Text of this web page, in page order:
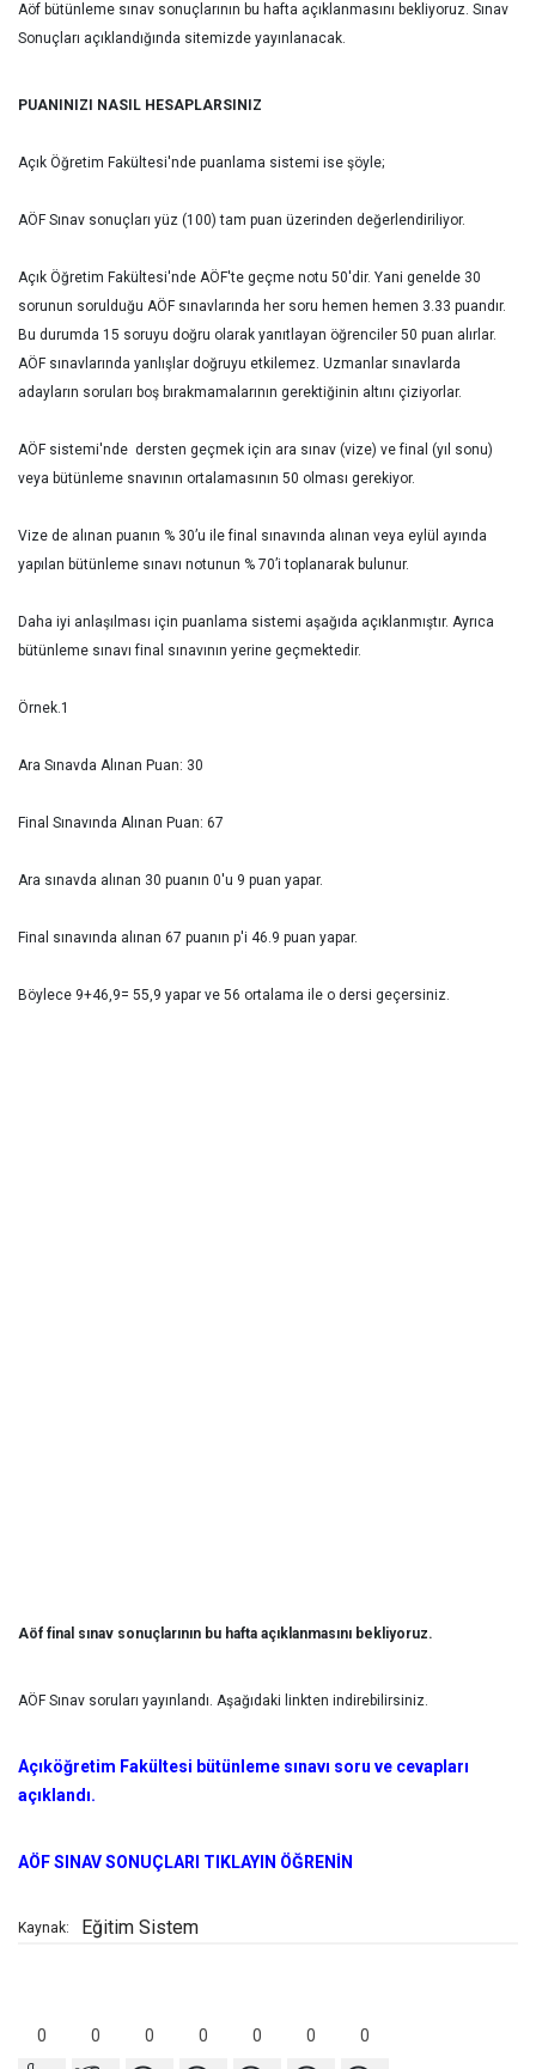
Aöf bütünleme sınav sonuçlarının bu hafta açıklanmasını bekliyoruz. Sınav
Sonuçları açıklandığında sitemizde yayınlanacak.
PUANINIZI NASIL HESAPLARSINIZ
Açık Öğretim Fakültesi'nde puanlama sistemi ise şöyle;
AÖF Sınav sonuçları yüz (100) tam puan üzerinden değerlendiriliyor.
Açık Öğretim Fakültesi'nde AÖF'te geçme notu 50'dir. Yani genelde 30
sorunun sorulduğu AÖF sınavlarında her soru hemen hemen 3.33 puandır.
Bu durumda 15 soruyu doğru olarak yanıtlayan öğrenciler 50 puan alırlar.
AÖF sınavlarında yanlışlar doğruyu etkilemez. Uzmanlar sınavlarda
adayların soruları boş bırakmamalarının gerektiğinin altını çiziyorlar.
AÖF sistemi'nde dersten geçmek için ara sınav (vize) ve final (yıl sonu)
veya bütünleme snavının ortalamasının 50 olması gerekiyor.
Vize de alınan puanın % 30’u ile final sınavında alınan veya eylül ayında
yapılan bütünleme sınavı notunun % 70’i toplanarak bulunur.
Daha iyi anlaşılması için puanlama sistemi aşağıda açıklanmıştır. Ayrıca
bütünleme sınavı final sınavının yerine geçmektedir.
Örnek.1
Ara Sınavda Alınan Puan: 30
Final Sınavında Alınan Puan: 67
Ara sınavda alınan 30 puanın 0'u 9 puan yapar.
Final sınavında alınan 67 puanın p'i 46.9 puan yapar.
Böylece 9+46,9= 55,9 yapar ve 56 ortalama ile o dersi geçersiniz.
Aöf final sınav sonuçlarının bu hafta açıklanmasını bekliyoruz.
AÖF Sınav soruları yayınlandı. Aşağıdaki linkten indirebilirsiniz.
Açıköğretim Fakültesi bütünleme sınavı soru ve cevapları
açıklandı.
AÖF SINAV SONUÇLARI TIKLAYIN ÖĞRENİN
Kaynak: Eğitim Sistem
0 0 0 0 0 0 0